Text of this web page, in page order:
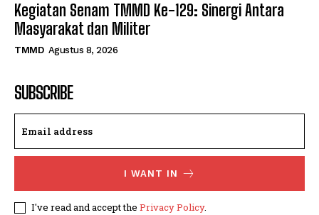
Kegiatan Senam TMMD Ke-129: Sinergi Antara
Masyarakat dan Militer
TMMD Agustus 8, 2026
SUBSCRIBE
I WANT IN
I've read and accept the Privacy Policy.